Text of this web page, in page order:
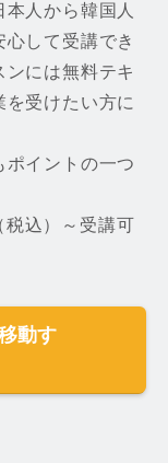
人から韓国人
して受講でき
には無料テキ
受けたい方に
ポイントの一つ
込）～受講可
動す